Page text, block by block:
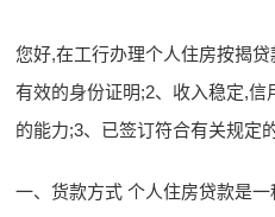
您好,在工行办理个人住房按揭
有效的身份证明;2、收入稳定,
的能力;3、已签订符合有关规定
一、货款方式 个人住房贷款是